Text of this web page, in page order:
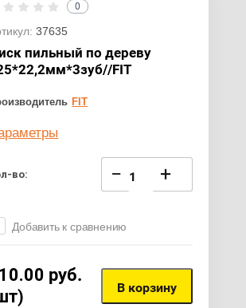
0
37635
пильный по дереву
FIT
FIT
во: − +
Добавить к сравнению
руб.
В корзину